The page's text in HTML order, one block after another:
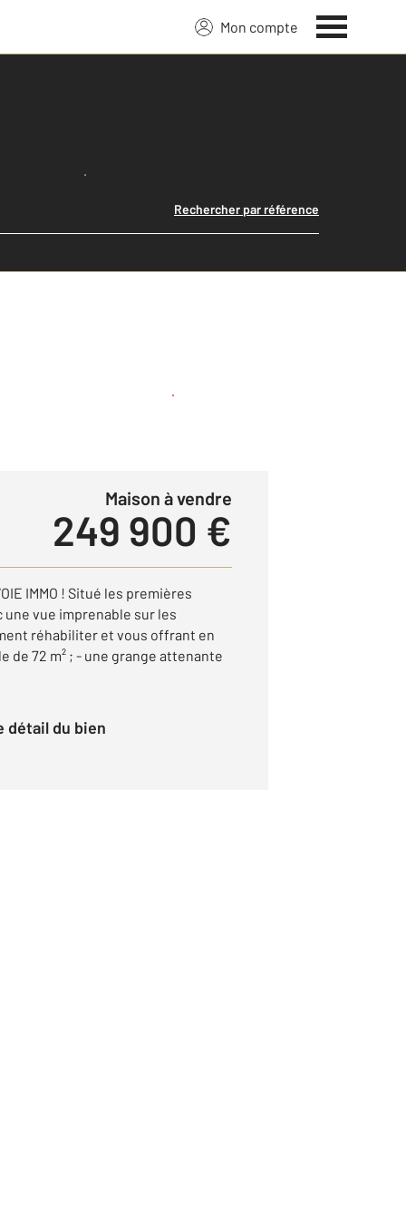
Mon compte
Lancer ma recherche
Rechercher par référence
Créer une alerte
Maison à vendre
249 900 €
IMMO ! Situé les premières
vue imprenable sur les
réhabiliter et vous offrant en
de 72 m² ; - une grange attenante
détail du bien